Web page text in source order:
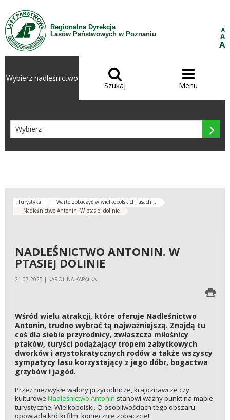
Przejdź do treści
Regionalna Dyrekcja
Lasów Państwowych w Poznaniu
A
A
A
Wybierz nadleśnictwo 
Szukaj

Menu

Turystyka
Warto zobaczyć w wielkopolskich lasach...
Nadleśnictwo Antonin. W ptasiej dolinie
NADLEŚNICTWO ANTONIN. W
PTASIEJ DOLINIE
21.07.2025 | KAROLINA KAPAŁKA
Wśród wielu atrakcji, które oferuje Nadleśnictwo
Antonin, trudno wybrać tą najważniejszą. Znajdą tu
coś dla siebie przyrodnicy, zwłaszcza miłośnicy
ptaków, turyści podążający tropem zabytkowych
dworków i arystokratycznych rodów a także wszyscy
sympatycy lasu korzystający z jego dóbr, bogactwa
grzybów i jagód.
Przez niezwykłe walory przyrodnicze, krajoznawcze czy
kulturowe Nadleśnictwo Antonin stanowi ważny punkt na mapie
turystycznej Wielkopolski. O osobliwościach tego obszaru
opowiada krótki film, koniecznie zobaczcie!